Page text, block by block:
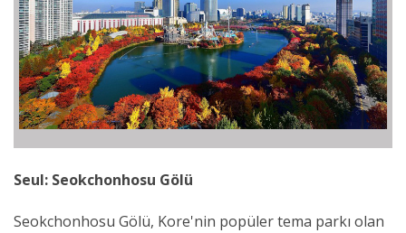
Seul: Seokchonhosu Gölü
Seokchonhosu Gölü, Kore'nin popüler tema parkı olan